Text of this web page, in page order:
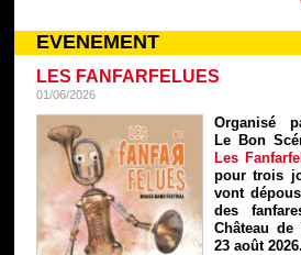
EVENEMENT
LES FANFARFELUES
01/06/2026
Organisé
Le Bon
Les
pour trois
vont
des
Château
23 août 2026.